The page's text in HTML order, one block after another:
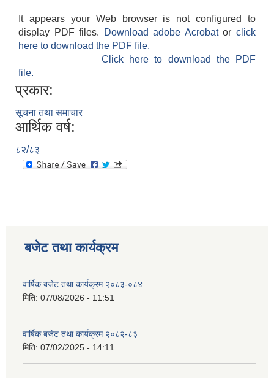
It appears your Web browser is not configured to
display PDF files.
Download adobe Acrobatorclick
here to download the PDF file.
Click here to download the PDF
file.
प्रकार:
सूचना तथा समाचार
आर्थिक वर्ष:
८२/८३
बजेट तथा कार्यक्रम
वार्षिक बजेट तथा कार्यक्रम २०८३-०८४
मिति: 07/08/2026 - 11:51
वार्षिक बजेट तथा कार्यक्रम २०८२-८३
मिति: 07/02/2025 - 14:11